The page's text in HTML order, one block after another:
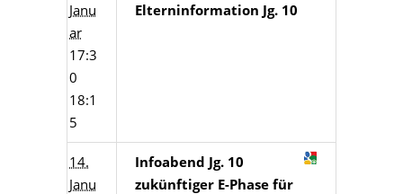
Janu
ar
17:3
0
18:1
5
Elterninformation Jg. 10
14.
Janu
Infoabend Jg. 10
zukünftiger E-Phase für